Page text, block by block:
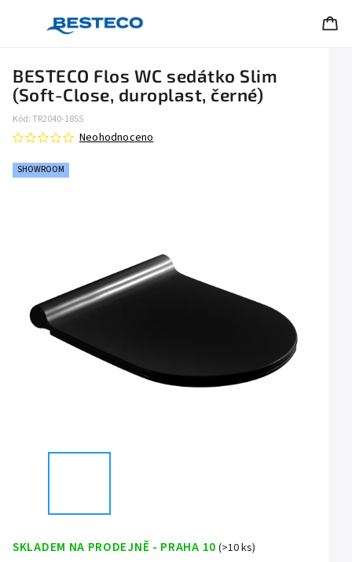
BESTECO Flos WC sedátko Slim
(Soft-Close, duroplast, černé)
Kód:TR2040-18SS
SHOWROOM
Neohodnoceno
SKLADEM NA PRODEJNĚ - PRAHA 10 (>10 ks)